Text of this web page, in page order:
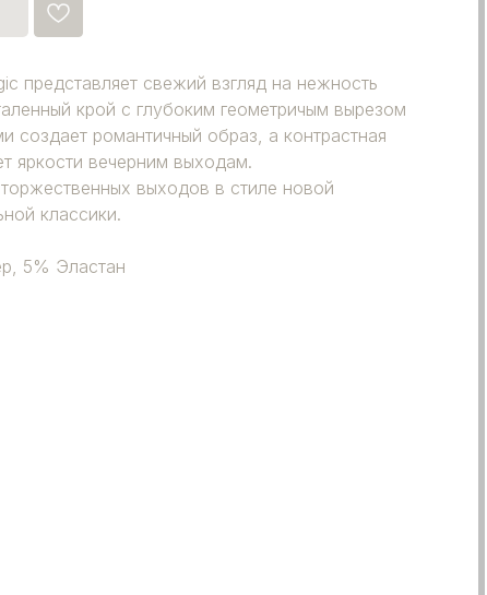
представляет свежий взгляд на нежность
крой с глубоким геометричым вырезом
создает романтичный образ, а контрастная
яркости вечерним выходам.
выходов в стиле новой
классики.
5% Эластан